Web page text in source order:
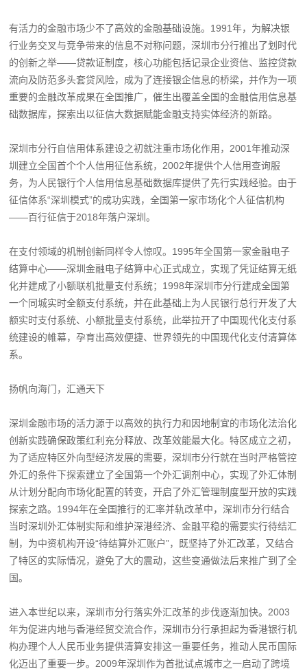
有活力的金融市场少不了高效的金融基础设施。1991年，为解决银
行业务交叉与竞争带来的信息不对称问题，深圳市分行推出了划时代
的创新之举——贷款证制度，核心功能包括记录企业资信、监控贷款
流向及防范多头套贷风险，成为了连接银企信息的桥梁，并作为一项
重要的金融改革成果在全国推广，催生出覆盖全国的金融信用信息基
础数据库，探索出以征信大数据赋能金融支持实体经济的新路。
深圳市分行自信用体系建设之初就注重市场化作用，2001年推动深
圳建立全国首个个人信用征信系统，2002年提供个人信用查询服
务，为人民银行个人信用信息基础数据库提供了先行实践经验。由于
征信体系“深圳模式”的成功实践，全国第一家市场化个人征信机构
——百行征信于2018年落户深圳。
在支付领域的机制创新同样令人惊叹。1995年全国第一家金融电子
结算中心——深圳金融电子结算中心正式成立，实现了凭证结算无纸
化并建成了小额联机批量支付系统；1998年深圳市分行建成全国第
一个同城实时全额支付系统，并在此基础上为人民银行总行开发了大
额实时支付系统、小额批量支付系统，此举拉开了中国现代化支付系
统建设的帷幕，孕育出高效便捷、世界领先的中国现代化支付清算体
系。
扬帆向海门，汇通天下
深圳金融市场的活力源于以高效的执行力和因地制宜的市场化法治化
创新实践确保政策红利充分释放、改革效能最大化。特区成立之初，
为了适应特区外向型经济发展的需要，深圳市分行就在当时严格管控
外汇的条件下探索建立了全国第一个外汇调剂中心，实现了外汇体制
从计划分配向市场化配置的转变，开启了外汇管理制度型开放的实践
探索之路。1994年在全国推行的汇率并轨改革中，深圳市分行结合
当时深圳外汇体制实际和维护深港经济、金融平稳的需要实行待结汇
制，为中资机构开设“待结算外汇账户”，既坚持了外汇改革，又结合
了特区的实际情况，避免了大的震动，这些变通做法后来推广到了全
国。
进入本世纪以来，深圳市分行落实外汇改革的步伐逐渐加快。2003
年为促进内地与香港经贸交流合作，深圳市分行承担起为香港银行机
构办理个人人民币业务提供清算安排这一重要任务，推动人民币国际
化迈出了重要一步。2009年深圳作为首批试点城市之一启动了跨境